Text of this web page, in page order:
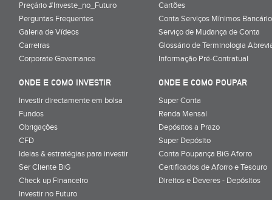
Preçário #Investe_no_Futuro
Perguntas Frequentes
Galeria de Vídeos
Carreiras
Corporate Governance
Cartões
Conta Serviços Mínimos
Serviço de Mudança de Conta
Glossário de Terminologia
Informação Pré-Contratual
ONDE E COMO INVESTIR
Investir directamente em bolsa
Fundos
Obrigações
CFD
Ideias & estratégias para investir
Ser Cliente BiG
Check up Financeiro
Investir no Futuro
ONDE E COMO POUPAR
Super Conta
Renda Mensal
Depósitos a Prazo
Super Depósito
Conta Poupança BiG Aforro
Certificados de Aforro e Tesouro
Direitos e Deveres - Depósitos